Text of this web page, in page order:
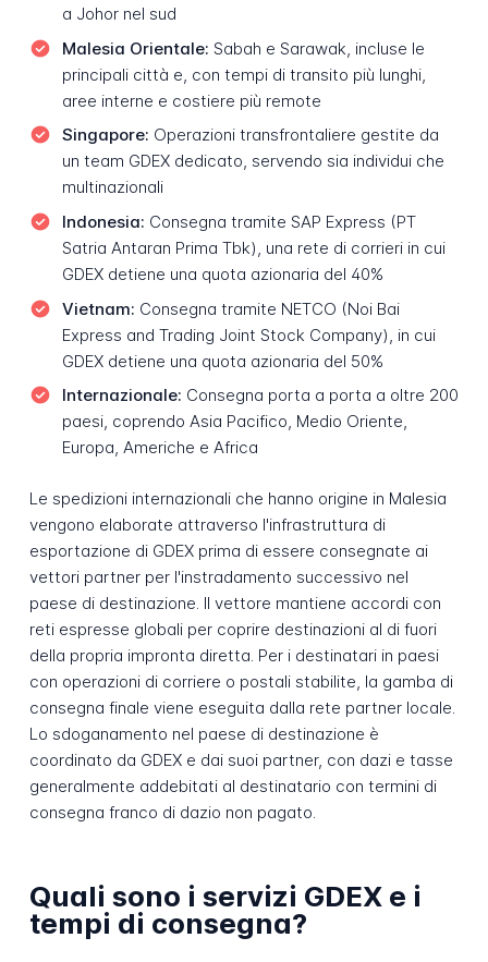
a Johor nel sud
Malesia Orientale: Sabah e Sarawak, incluse le
principali città e, con tempi di transito più lunghi,
aree interne e costiere più remote
Singapore: Operazioni transfrontaliere gestite da
un team GDEX dedicato, servendo sia individui che
multinazionali
Indonesia: Consegna tramite SAP Express (PT
Satria Antaran Prima Tbk), una rete di corrieri in cui
GDEX detiene una quota azionaria del 40%
Vietnam: Consegna tramite NETCO (Noi Bai
Express and Trading Joint Stock Company), in cui
GDEX detiene una quota azionaria del 50%
Internazionale: Consegna porta a porta a oltre 200
paesi, coprendo Asia Pacifico, Medio Oriente,
Europa, Americhe e Africa
Le spedizioni internazionali che hanno origine in Malesia
vengono elaborate attraverso l'infrastruttura di
esportazione di GDEX prima di essere consegnate ai
vettori partner per l'instradamento successivo nel
paese di destinazione. Il vettore mantiene accordi con
reti espresse globali per coprire destinazioni al di fuori
della propria impronta diretta. Per i destinatari in paesi
con operazioni di corriere o postali stabilite, la gamba di
consegna finale viene eseguita dalla rete partner locale.
Lo sdoganamento nel paese di destinazione è
coordinato da GDEX e dai suoi partner, con dazi e tasse
generalmente addebitati al destinatario con termini di
consegna franco di dazio non pagato.
Quali sono i servizi GDEX e i
tempi di consegna?